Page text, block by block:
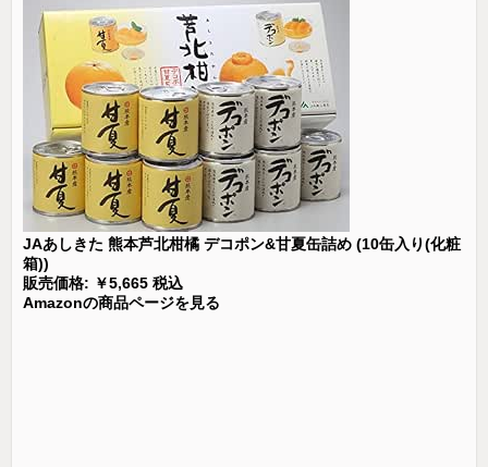
JAあしきた 熊本芦北柑橘 デコポン&甘夏缶詰め (10缶入り(化粧
箱))
販売価格: ￥5,665 税込
Amazonの商品ページを見る